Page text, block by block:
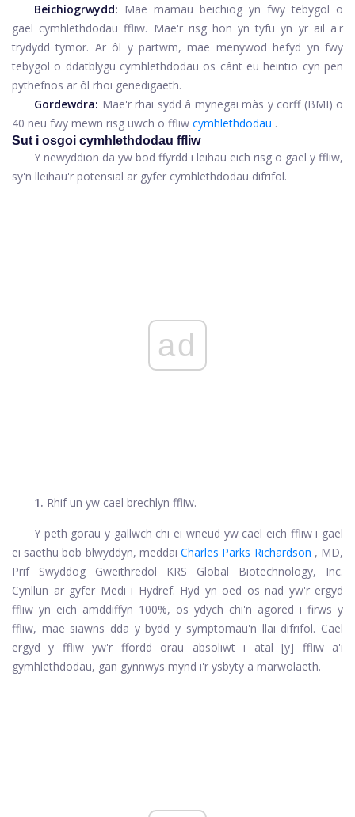
Beichiogrwydd: Mae mamau beichiog yn fwy tebygol o
gael cymhlethdodau ffliw. Mae'r risg hon yn tyfu yn yr ail a'r
trydydd tymor. Ar ôl y partwm, mae menywod hefyd yn fwy
tebygol o ddatblygu cymhlethdodau os cânt eu heintio cyn pen
pythefnos ar ôl rhoi genedigaeth.
Gordewdra: Mae'r rhai sydd â mynegai màs y corff (BMI) o
40 neu fwy mewn risg uwch o ffliw cymhlethdodau .
Sut i osgoi cymhlethdodau ffliw
Y newyddion da yw bod ffyrdd i leihau eich risg o gael y ffliw,
sy'n lleihau'r potensial ar gyfer cymhlethdodau difrifol.
ad
1. Rhif un yw cael brechlyn ffliw.
Y peth gorau y gallwch chi ei wneud yw cael eich ffliw i gael
ei saethu bob blwyddyn, meddai Charles Parks Richardson , MD,
Prif Swyddog Gweithredol KRS Global Biotechnology, Inc.
Cynllun ar gyfer Medi i Hydref. Hyd yn oed os nad yw'r ergyd
ffliw yn eich amddiffyn 100%, os ydych chi'n agored i firws y
ffliw, mae siawns dda y bydd y symptomau'n llai difrifol. Cael
ergyd y ffliw yw'r ffordd orau absoliwt i atal [y] ffliw a'i
gymhlethdodau, gan gynnwys mynd i'r ysbyty a marwolaeth.